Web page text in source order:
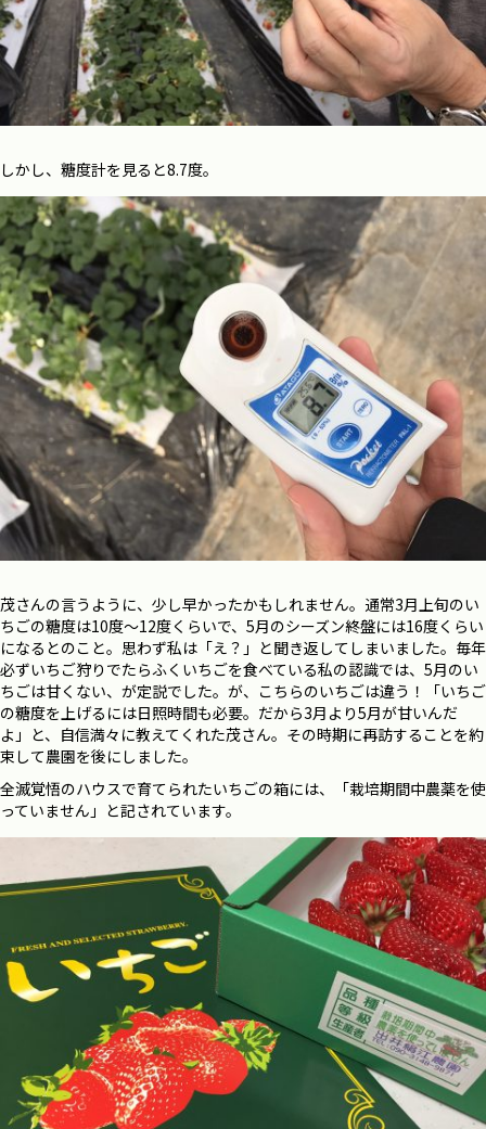
しかし、糖度計を見ると8.7度。
茂さんの言うように、少し早かったかもしれません。通常3月上旬のい
ちごの糖度は10度～12度くらいで、5月のシーズン終盤には16度くらい
になるとのこと。思わず私は「え？」と聞き返してしまいました。毎年
必ずいちご狩りでたらふくいちごを食べている私の認識では、5月のい
ちごは甘くない、が定説でした。が、こちらのいちごは違う！「いちご
の糖度を上げるには日照時間も必要。だから3月より5月が甘いんだ
よ」と、自信満々に教えてくれた茂さん。その時期に再訪することを約
束して農園を後にしました。
全滅覚悟のハウスで育てられたいちごの箱には、「栽培期間中農薬を使
っていません」と記されています。